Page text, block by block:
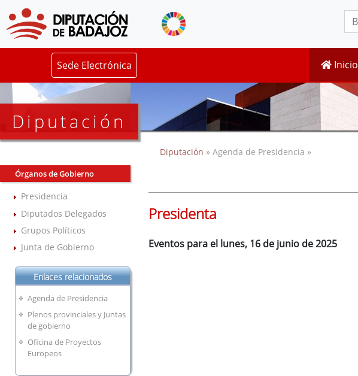
Sede Electrónica Inicio
Diputación
Órganos de Gobierno
Presidencia
Diputados Delegados
Grupos Políticos
Junta de Gobierno
Enlaces relacionados
Agenda de Presidencia
Plenos provinciales y Juntas
de gobierno
Oficina de Proyectos
Europeos
Diputación » Agenda de Presidencia »
Presidenta
Eventos para el lunes, 16 de junio de 2025